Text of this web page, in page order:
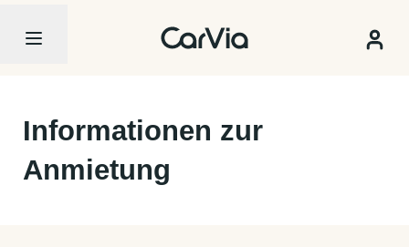
Informationen zur
Anmietung